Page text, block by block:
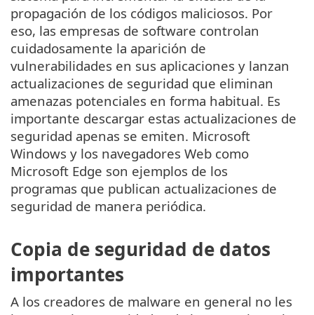
propagación de los códigos maliciosos. Por
eso, las empresas de software controlan
cuidadosamente la aparición de
vulnerabilidades en sus aplicaciones y lanzan
actualizaciones de seguridad que eliminan
amenazas potenciales en forma habitual. Es
importante descargar estas actualizaciones de
seguridad apenas se emiten. Microsoft
Windows y los navegadores Web como
Microsoft Edge son ejemplos de los
programas que publican actualizaciones de
seguridad de manera periódica.
Copia de seguridad de datos
importantes
A los creadores de malware en general no les